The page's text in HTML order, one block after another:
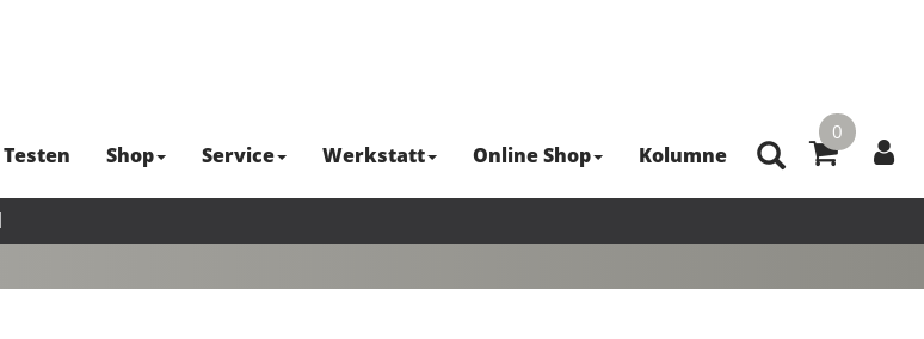
0
Testen Shop Service Werkstatt Online Shop Kolumne